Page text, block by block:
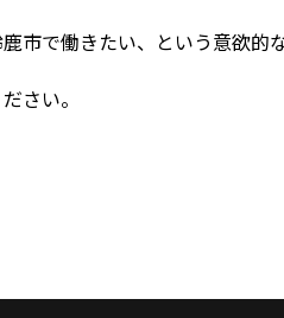
市で働きたい、という意欲
さい。